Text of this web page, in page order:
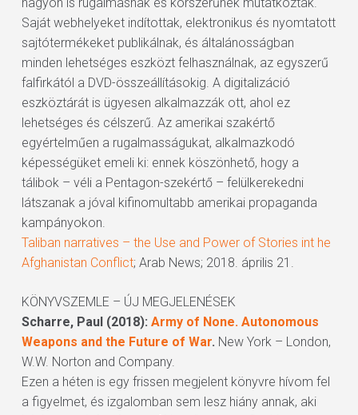
Saját webhelyeket indítottak, elektronikus és nyomtatott
sajtótermékeket publikálnak, és általánosságban
minden lehetséges eszközt felhasználnak, az egyszerű
falfirkától a DVD-összeállításokig. A digitalizáció
eszköztárát is ügyesen alkalmazzák ott, ahol ez
lehetséges és célszerű. Az amerikai szakértő
egyértelműen a rugalmasságukat, alkalmazkodó
képességüket emeli ki: ennek köszönhető, hogy a
tálibok – véli a Pentagon-szekértő – felülkerekedni
látszanak a jóval kifinomultabb amerikai propaganda
kampányokon.
Taliban narratives – the Use and Power of Stories int he
Afghanistan Conflict; Arab News; 2018. április 21.
KÖNYVSZEMLE – ÚJ MEGJELENÉSEK
Scharre, Paul (2018): Army of None. Autonomous
Weapons and the Future of War. New York – London,
W.W. Norton and Company.
Ezen a héten is egy frissen megjelent könyvre hívom fel
a figyelmet, és izgalomban sem lesz hiány annak, aki